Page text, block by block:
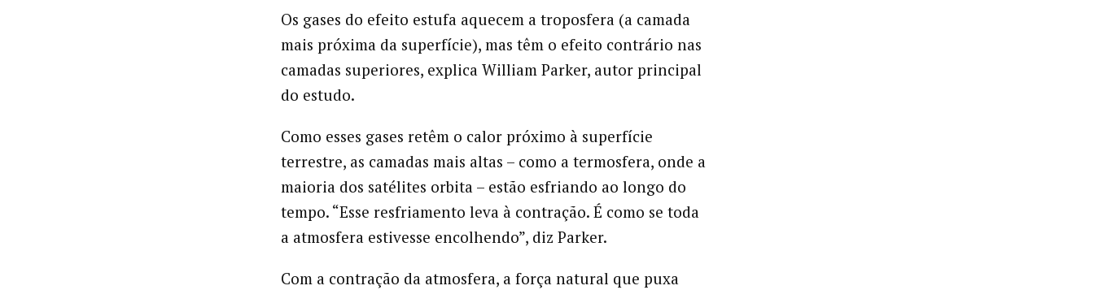
Os gases do efeito estufa aquecem a troposfera (a camada
mais próxima da superfície), mas têm o efeito contrário nas
camadas superiores, explica William Parker, autor principal
do estudo.
Como esses gases retêm o calor próximo à superfície
terrestre, as camadas mais altas – como a termosfera, onde a
maioria dos satélites orbita – estão esfriando ao longo do
tempo. “Esse resfriamento leva à contração. É como se toda
a atmosfera estivesse encolhendo”, diz Parker.
Com a contração da atmosfera, a força natural que puxa